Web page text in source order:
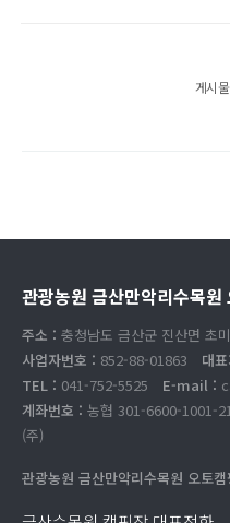
게시
관광농원 금산만악리수목원
주소 : 충청남도 금산군 진산면 초
사업자번호 : 852-88-01863 대
TEL : 041-752-5525 E-mail :
계좌번호 : 농협 301-6600-1001-
(주)
관광농원 금산만악리수목원 오토